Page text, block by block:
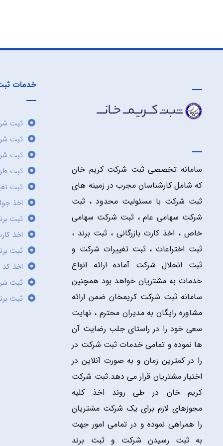
سامانه تخصصی ثبت شرکت کریم خان
که شامل کارشناسان مجرب در زمینه های
ثبت شرکت با مسئولیت محدود ، ثبت
شرکت سهامی عام ، ثبت شرکت سهامی
خاص ، اخذ کارت بازرگانی ، ثبت برند ،
ثبت اختراعات ، ثبت تغییرات شرکت و
ثبت انحلال شرکت آماده ارائه انواع
خدمات به مشتریان خواهد بود همچنین
سامانه ثبت شرکت کریمخان ضمن ارائه
مشاوره رایگان به مدیران محترم ، نهایت
سعی خود را در راستای جلب رضایت آن
ها نموده و تمامی خدمات ثبت شرکت در
را در کمترین زمان و به صورت آنلاین در
اختیار مشتریان قرار می دهد.ثبت شرکت
کریم خان در طی روند اخذ کلیه
مجوزهای لازم برای یک شرکت مشتریان
را همراهی نموده و در تمامی امور جهت
به ثبت رسیدن شرکت و ثبت برند
خدمات
ثبت
ثبت
ثبت
ثبت
ثبت
اخذ
ثبت
اخذ
ثبت
اخذ کد
ثبت
ثبت